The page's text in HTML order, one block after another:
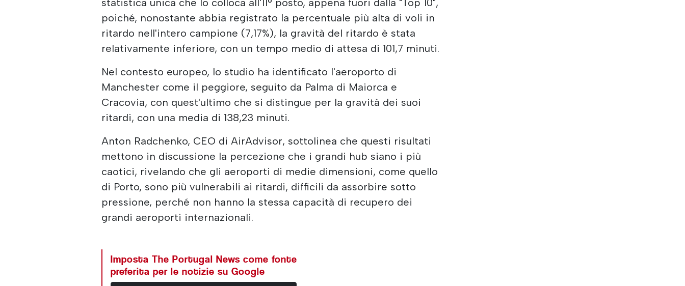
statistica unica che lo colloca all'11° posto, appena fuori dalla "Top 10",
poiché, nonostante abbia registrato la percentuale più alta di voli in
ritardo nell'intero campione (7,17%), la gravità del ritardo è stata
relativamente inferiore, con un tempo medio di attesa di 101,7 minuti.
Nel contesto europeo, lo studio ha identificato l'aeroporto di
Manchester come il peggiore, seguito da Palma di Maiorca e
Cracovia, con quest'ultimo che si distingue per la gravità dei suoi
ritardi, con una media di 138,23 minuti.
Anton Radchenko, CEO di AirAdvisor, sottolinea che questi risultati
mettono in discussione la percezione che i grandi hub siano i più
caotici, rivelando che gli aeroporti di medie dimensioni, come quello
di Porto, sono più vulnerabili ai ritardi, difficili da assorbire sotto
pressione, perché non hanno la stessa capacità di recupero dei
grandi aeroporti internazionali.
Imposta The Portugal News come fonte
preferita per le notizie su Google